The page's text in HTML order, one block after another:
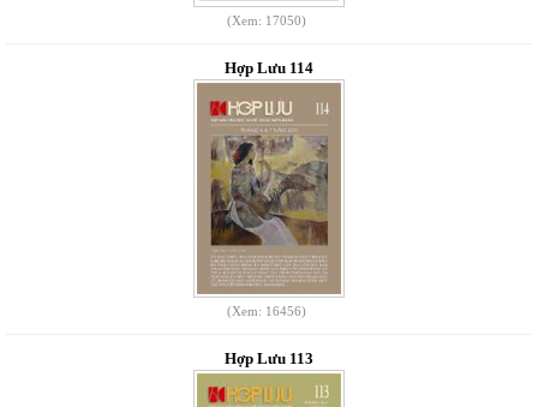
(Xem: 17050)
Hợp Lưu 114
(Xem: 16456)
Hợp Lưu 113